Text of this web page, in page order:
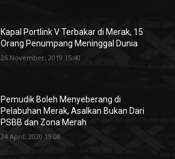
Kapal Portlink V Terbakar di Merak, 15
Orang Penumpang Meninggal Dunia
26 November, 2019 15:40
Pemudik Boleh Menyeberang di
Pelabuhan Merak, Asalkan Bukan Dari
PSBB dan Zona Merah
24 April, 2020 19:08